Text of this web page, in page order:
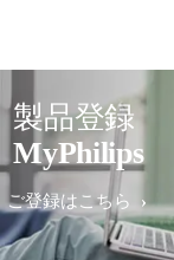
製品登録
MyPhilips
ご登録はこちら